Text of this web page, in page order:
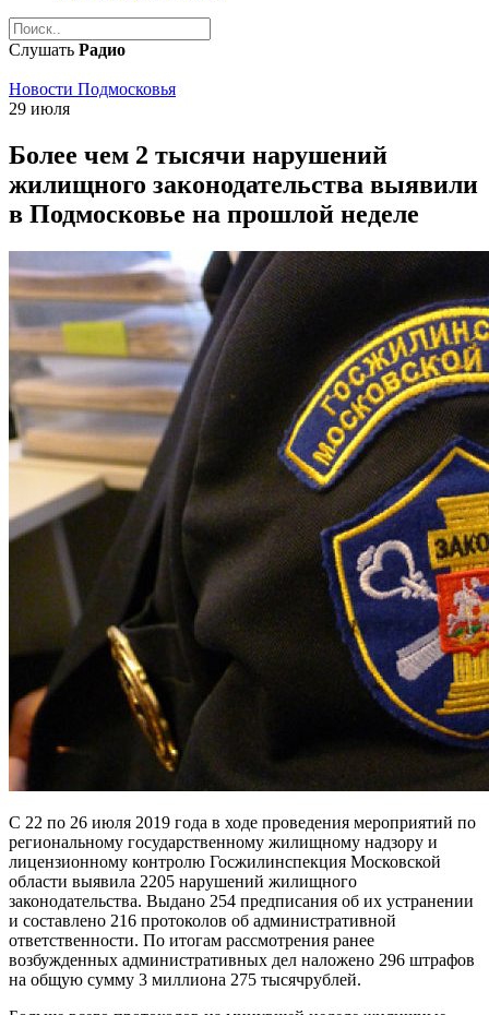
Слушать Радио
Новости Подмосковья
29 июля
Более чем 2 тысячи нарушений
жилищного законодательства выявили
в Подмосковье на прошлой неделе
С 22 по 26 июля 2019 года в ходе проведения мероприятий по
региональному государственному жилищному надзору и
лицензионному контролю Госжилинспекция Московской
области выявила 2205 нарушений жилищного
законодательства. Выдано 254 предписания об их устранении
и составлено 216 протоколов об административной
ответственности. По итогам рассмотрения ранее
возбужденных административных дел наложено 296 штрафов
на общую сумму 3 миллиона 275 тысячрублей.